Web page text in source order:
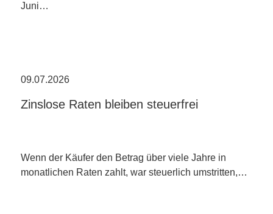
Juni…
09.07.2026
Zinslose Raten bleiben steuerfrei
Wenn der Käufer den Betrag über viele Jahre in
monatlichen Raten zahlt, war steuerlich umstritten,…